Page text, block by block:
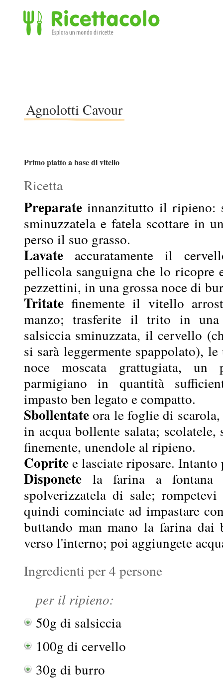
Agnolotti Cavour
Primo piatto a base di vitello
Ricetta
Preparate innanzitutto il ripieno:
sminuzzatela e fatela scottare in
perso il suo grasso.
Lavate accuratamente il
pellicola sanguigna che lo ricopre
pezzettini, in una grossa noce di
Tritate finemente il vitello
manzo; trasferite il trito in
salsiccia sminuzzata, il cervello
si sarà leggermente spappolato),
noce moscata grattugiata,
parmigiano in quantità
impasto ben legato e compatto.
Sbollentateora le foglie di
in acqua bollente salata;
finemente, unendole al ripieno.
Copritee lasciate riposare.
Disponete la farina a fontana
spolverizzatela di sale;
quindi cominciate ad impastare
buttando man mano la farina dai
verso l'interno; poi aggiungete
Ingredienti per 4 persone
per il ripieno:
50g di salsiccia
100g di cervello
30g di burro